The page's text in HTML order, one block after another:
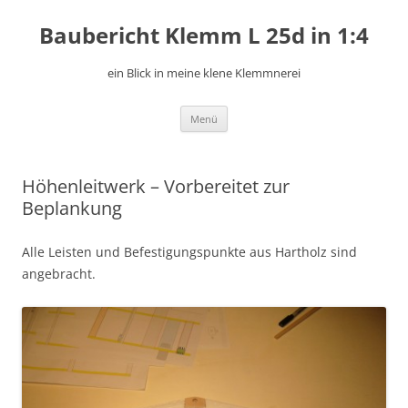
springen
Baubericht Klemm L 25d in 1:4
ein Blick in meine klene Klemmnerei
Menü
Höhenleitwerk – Vorbereitet zur
Beplankung
Alle Leisten und Befestigungspunkte aus Hartholz sind
angebracht.